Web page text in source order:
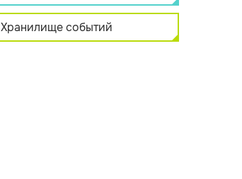
Хранилище событий